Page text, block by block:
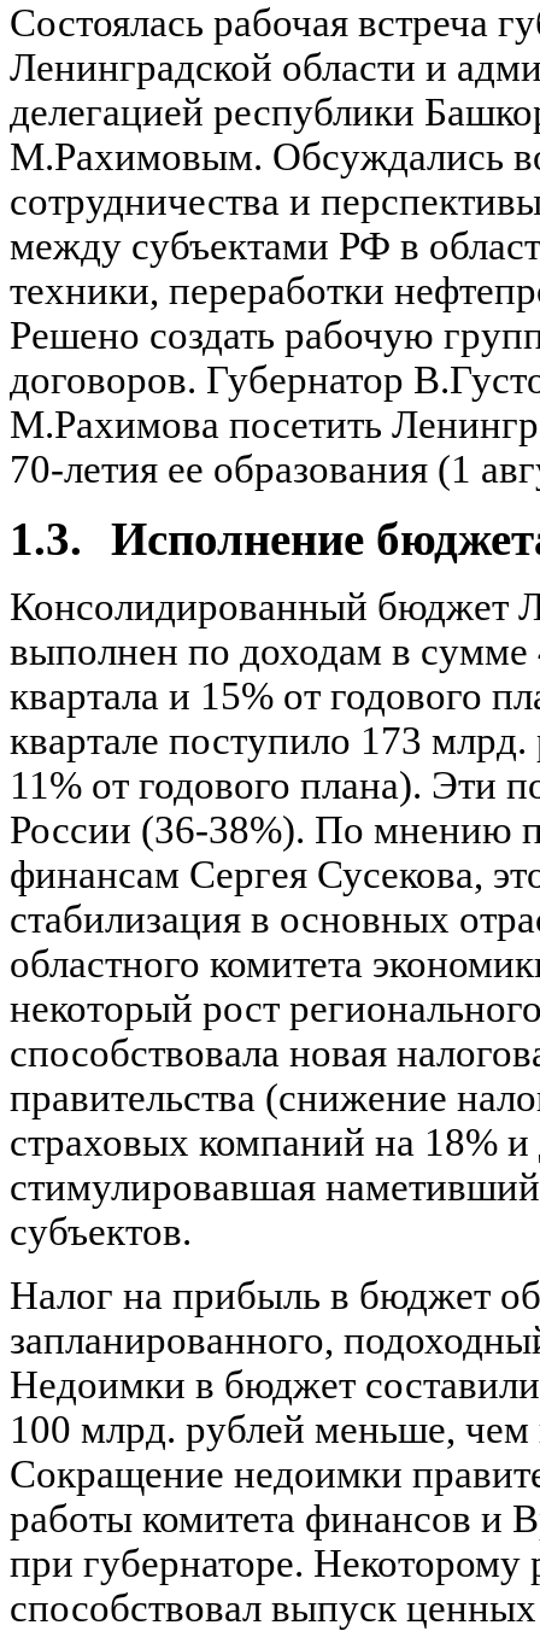
Состоялась рабочая встреча
Ленинградской области и
делегацией республики
М.Рахимовым. Обсуждались
сотрудничества и
между субъектами РФ в
техники, переработки
Решено создать рабочую
договоров. Губернатор
М.Рахимова посетить
70-летия ее образования (1
1.3. Исполнение
Консолидированный бюджет
выполнен по доходам в сумме
квартала и 15% от годового
квартале поступило 173
11% от годового плана). Эти
России (36-38%). По мнению
финансам Сергея Сусекова,
стабилизация в основных
областного комитета
некоторый рост
способствовала новая
правительства (снижение
страховых компаний на 18%
стимулировавшая
субъектов.
Налог на прибыль в бюджет
запланированного,
Недоимки в бюджет
100 млрд. рублей меньше, чем
Сокращение недоимки
работы комитета финансов и
при губернаторе.
способствовал выпуск